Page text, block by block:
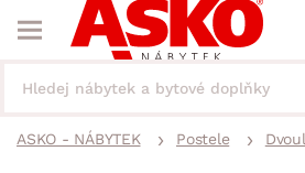
ASKO - NÁBYTEK Postele